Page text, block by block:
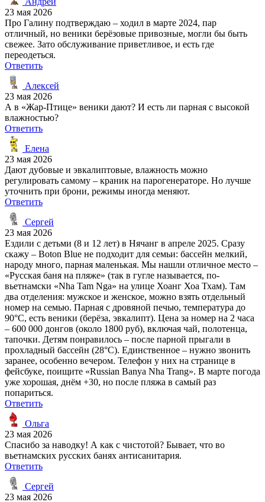
23 мая 2026
Про Галину подтверждаю – ходил в марте 2024, пар
отличный, но веники берёзовые привозные, могли бы быть
свежее. Зато обслуживание приветливое, и есть где
переодеться.
Ответить
Алексей
23 мая 2026
А в «Жар-Птице» веники дают? И есть ли парная с высокой
влажностью?
Ответить
Елена
23 мая 2026
Дают дубовые и эвкалиптовые, влажность можно
регулировать самому – краник на парогенераторе. Но лучше
уточнить при брони, режимы иногда меняют.
Ответить
Сергей
23 мая 2026
Ездили с детьми (8 и 12 лет) в Нячанг в апреле 2025. Сразу
скажу – Boton Blue не подходит для семьи: бассейн мелкий,
народу много, парная маленькая. Мы нашли отличное место –
«Русская баня на пляже» (так в гугле называется, по-
вьетнамски «Nha Tam Nga» на улице Хоанг Хоа Тхам). Там
два отделения: мужское и женское, можно взять отдельный
номер на семью. Парная с дровяной печью, температура до
90°C, есть веники (берёза, эвкалипт). Цена за номер на 2 часа
– 600 000 донгов (около 1800 руб), включая чай, полотенца,
тапочки. Детям понравилось – после парной прыгали в
прохладный бассейн (28°C). Единственное – нужно звонить
заранее, особенно вечером. Телефон у них на странице в
фейсбуке, поищите «Russian Banya Nha Trang». В марте погода
уже хорошая, днём +30, но после пляжа в самый раз
попариться.
Ответить
Ольга
23 мая 2026
Спасибо за наводку! А как с чистотой? Бывает, что во
вьетнамских русских банях антисанитария.
Ответить
Сергей
23 мая 2026